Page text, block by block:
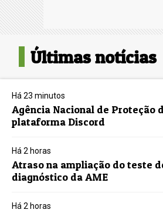
Últimas notícias
Há 23 minutos
Agência Nacional de Proteção
plataforma Discord
Há 2 horas
Atraso na ampliação do teste
diagnóstico da AME
Há 2 horas